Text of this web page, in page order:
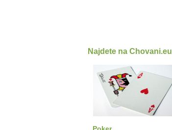
Najdete na Chovani.eu
Poker